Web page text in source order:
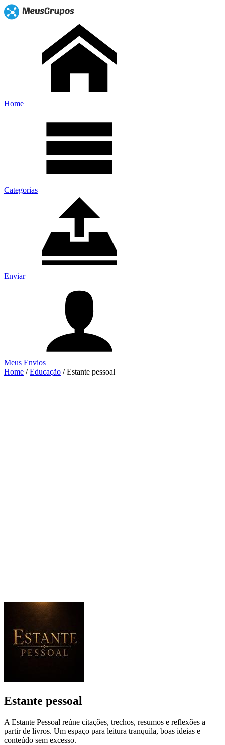
Home
Categorias
Enviar
Meus Envios
Home / Educação / Estante pessoal
Estante pessoal
A Estante Pessoal reúne citações, trechos, resumos e reflexões a
partir de livros. Um espaço para leitura tranquila, boas ideias e
conteúdo sem excesso.